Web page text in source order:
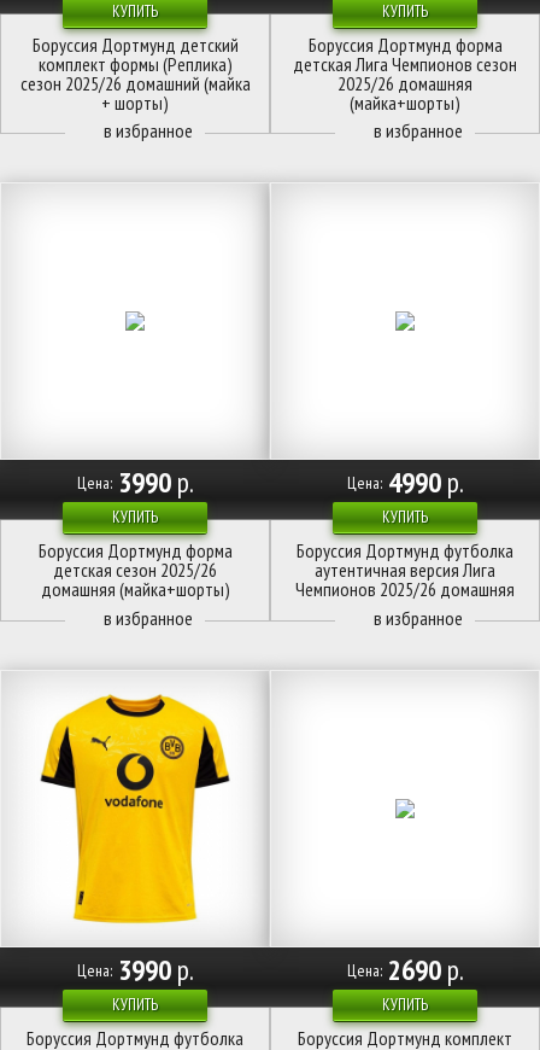
КУПИТЬ
Боруссия Дортмунд детский
комплект формы (Реплика)
сезон 2025/26 домашний (майка
+ шорты)
КУПИТЬ
Боруссия Дортмунд форма
детская Лига Чемпионов сезон
2025/26 домашняя
(майка+шорты)
КУПИТЬ
Цена: 3990р.
Боруссия Дортмунд форма
детская сезон 2025/26
домашняя (майка+шорты)
КУПИТЬ
Цена: 4990р.
Боруссия Дортмунд футболка
аутентичная версия Лига
Чемпионов 2025/26 домашняя
КУПИТЬ
Цена: 3990р.
Боруссия Дортмунд футболка
КУПИТЬ
Цена: 2690р.
Боруссия Дортмунд комплект